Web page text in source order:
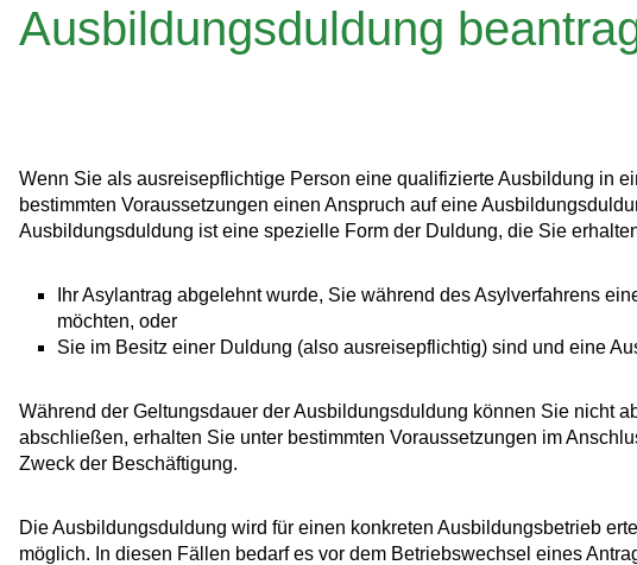
Ausbildungsduldung
Wenn Sie als ausreisepflichtige Person eine qualifizierte Ausbildung in
bestimmten Voraussetzungen einen Anspruch auf eine
Ausbildungsduldung ist eine spezielle Form der Duldung, die Sie
Ihr Asylantrag abgelehnt wurde, Sie während des Asylverfahrens
möchten, oder
Sie im Besitz einer Duldung (also ausreisepflichtig) sind und eine
Während der Geltungsdauer der Ausbildungsduldung können Sie nicht
abschließen, erhalten Sie unter bestimmten Voraussetzungen im
Zweck der Beschäftigung.
Die Ausbildungsduldung wird für einen konkreten Ausbildungsbetrieb
möglich. In diesen Fällen bedarf es vor dem Betriebswechsel eines